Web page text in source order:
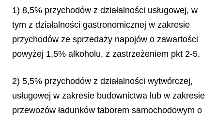
1) 8,5% przychodów z działalności usługowej, w
tym z działalności gastronomicznej w zakresie
przychodów ze sprzedaży napojów o zawartości
powyżej 1,5% alkoholu, z zastrzeżeniem pkt 2-5,
2) 5,5% przychodów z działalności wytwórczej,
usługowej w zakresie budownictwa lub w zakresie
przewozów ładunków taborem samochodowym o